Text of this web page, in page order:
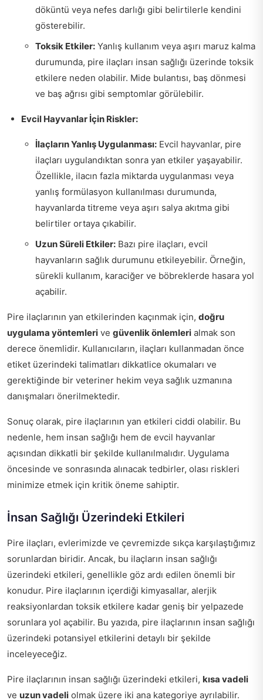
döküntü veya nefes darlığı gibi belirtilerle kendini
gösterebilir.
Toksik Etkiler: Yanlış kullanım veya aşırı maruz kalma
durumunda, pire ilaçları insan sağlığı üzerinde toksik
etkilere neden olabilir. Mide bulantısı, baş dönmesi
ve baş ağrısı gibi semptomlar görülebilir.
Evcil Hayvanlar İçin Riskler:
İlaçların Yanlış Uygulanması: Evcil hayvanlar, pire
ilaçları uygulandıktan sonra yan etkiler yaşayabilir.
Özellikle, ilacın fazla miktarda uygulanması veya
yanlış formülasyon kullanılması durumunda,
hayvanlarda titreme veya aşırı salya akıtma gibi
belirtiler ortaya çıkabilir.
Uzun Süreli Etkiler: Bazı pire ilaçları, evcil
hayvanların sağlık durumunu etkileyebilir. Örneğin,
sürekli kullanım, karaciğer ve böbreklerde hasara yol
açabilir.
Pire ilaçlarının yan etkilerinden kaçınmak için, doğru
uygulama yöntemleri ve güvenlik önlemleri almak son
derece önemlidir. Kullanıcıların, ilaçları kullanmadan önce
etiket üzerindeki talimatları dikkatlice okumaları ve
gerektiğinde bir veteriner hekim veya sağlık uzmanına
danışmaları önerilmektedir.
Sonuç olarak, pire ilaçlarının yan etkileri ciddi olabilir. Bu
nedenle, hem insan sağlığı hem de evcil hayvanlar
açısından dikkatli bir şekilde kullanılmalıdır. Uygulama
öncesinde ve sonrasında alınacak tedbirler, olası riskleri
minimize etmek için kritik öneme sahiptir.
İnsan Sağlığı Üzerindeki Etkileri
Pire ilaçları, evlerimizde ve çevremizde sıkça karşılaştığımız
sorunlardan biridir. Ancak, bu ilaçların insan sağlığı
üzerindeki etkileri, genellikle göz ardı edilen önemli bir
konudur. Pire ilaçlarının içerdiği kimyasallar, alerjik
reaksiyonlardan toksik etkilere kadar geniş bir yelpazede
sorunlara yol açabilir. Bu yazıda, pire ilaçlarının insan sağlığı
üzerindeki potansiyel etkilerini detaylı bir şekilde
inceleyeceğiz.
Pire ilaçlarının insan sağlığı üzerindeki etkileri, kısa vadeli
ve uzun vadeli olmak üzere iki ana kategoriye ayrılabilir.